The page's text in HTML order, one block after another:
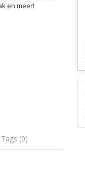
en meer!
Tags (0)